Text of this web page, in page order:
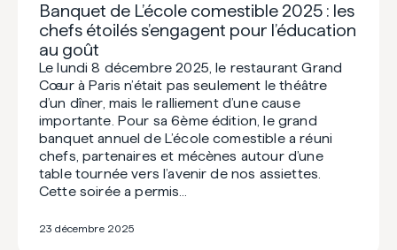
Banquet de L’école comestible 2025 : les
chefs étoilés s’engagent pour l’éducation
au goût
Le lundi 8 décembre 2025, le restaurant Grand
Cœ ur à Paris n’était pas seulement le théâtre
d’un dîner, mais le ralliement d’une cause
importante. Pour sa 6ème édition, le grand
banquet annuel de L’école comestible a réuni
chefs, partenaires et mécènes autour d’une
table tournée vers l’avenir de nos assiettes.
Cette soirée a permis…
23 décembre 2025